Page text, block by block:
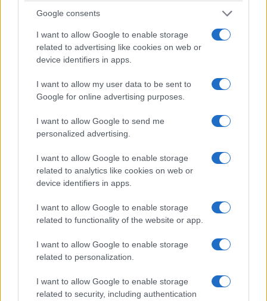
Google consents
I want to allow Google to enable storage
related to advertising like cookies on web or
device identifiers in apps.
I want to allow my user data to be sent to
Google for online advertising purposes.
I want to allow Google to send me
personalized advertising.
I want to allow Google to enable storage
related to analytics like cookies on web or
device identifiers in apps.
I want to allow Google to enable storage
related to functionality of the website or app.
I want to allow Google to enable storage
related to personalization.
I want to allow Google to enable storage
related to security, including authentication